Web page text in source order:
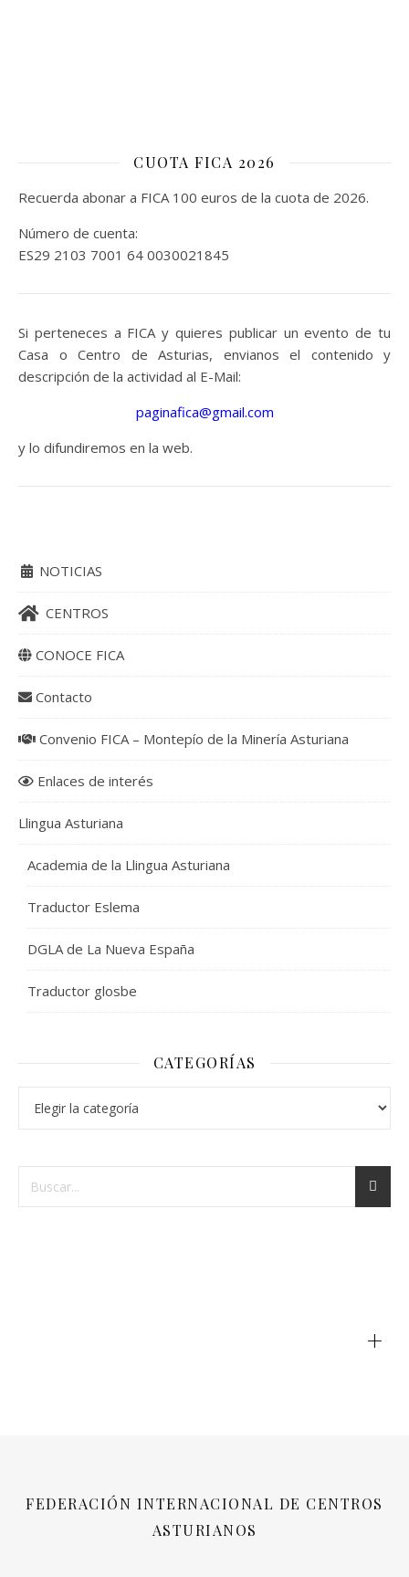
CUOTA FICA 2026
Recuerda abonar a FICA 100 euros de la cuota de 2026.
Número de cuenta:
ES29 2103 7001 64 0030021845
Si perteneces a FICA y quieres publicar un evento de tu
Casa o Centro de Asturias, envianos el contenido y
descripción de la actividad al E-Mail:
paginafica@gmail.com
y lo difundiremos en la web.
NOTICIAS
CENTROS
CONOCE FICA
Contacto
Convenio FICA – Montepío de la Minería Asturiana
Enlaces de interés
Llingua Asturiana
Academia de la Llingua Asturiana
Traductor Eslema
DGLA de La Nueva España
Traductor glosbe
CATEGORÍAS
+
FEDERACIÓN INTERNACIONAL DE CENTROS
ASTURIANOS